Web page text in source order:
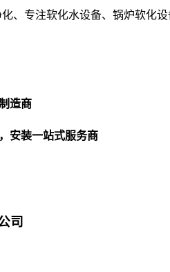
、专注软化水设备、锅炉软化
造商
安装一站式服务商
司